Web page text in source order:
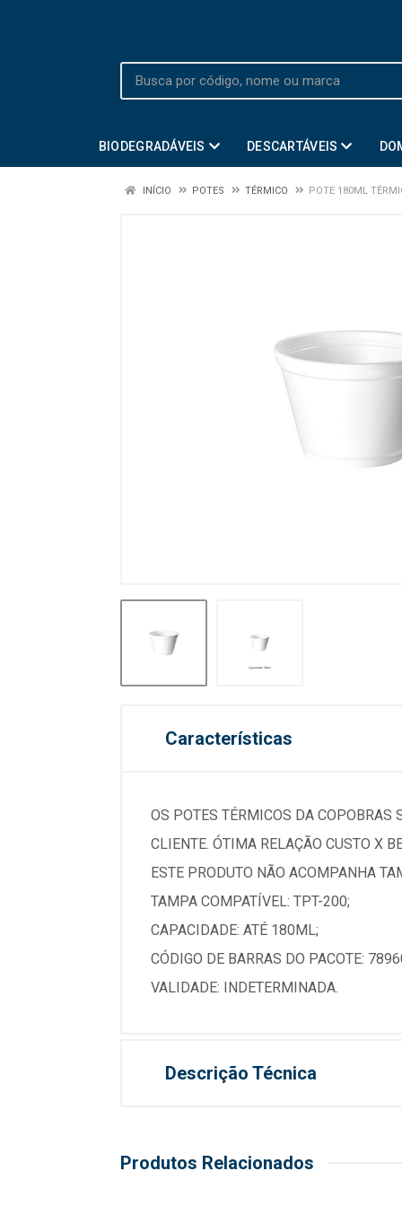
BIODEGRADÁVEIS DESCARTÁVEIS
INÍCIO POTES TÉRMICO POTE 180ML
Características
OS POTES TÉRMICOS DA COPOBRAS
CLIENTE. ÓTIMA RELAÇÃO CUSTO X
ESTE PRODUTO NÃO ACOMPANHA
TAMPA COMPATÍVEL: TPT-200;
CAPACIDADE: ATÉ 180ML;
CÓDIGO DE BARRAS DO PACOTE:
VALIDADE: INDETERMINADA.
Descrição Técnica
Produtos Relacionados